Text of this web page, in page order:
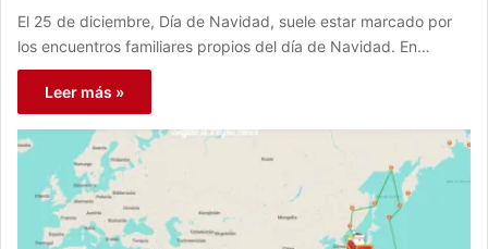
El 25 de diciembre, Día de Navidad, suele estar marcado por
los encuentros familiares propios del día de Navidad. En…
Leer más »